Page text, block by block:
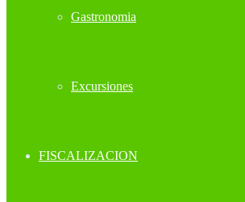
Gastronomia
Excursiones
FISCALIZACION